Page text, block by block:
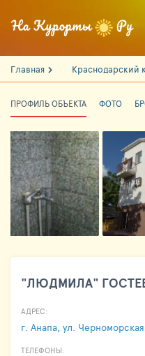
Главная Краснодарский
ПРОФИЛЬ ОБЪЕКТА ФОТО
"ЛЮДМИЛА"
АДРЕС:
г. Анапа, ул.
ТЕЛЕФОНЫ: